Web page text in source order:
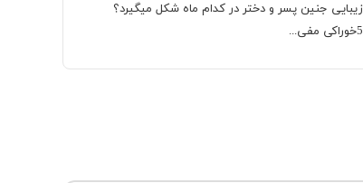
زیبایی جنین پسر و دختر در کدام ماه شکل میگیرد؟
5خوراکی مفی...